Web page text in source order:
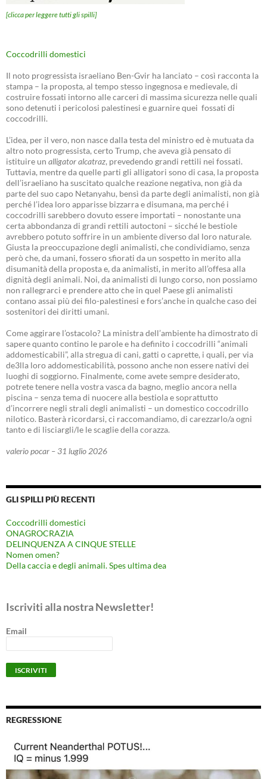
[clicca per leggere tutti gli spilli]
Coccodrilli domestici
Il noto progressista israeliano Ben-Gvir ha lanciato – così racconta la
stampa – la proposta, al tempo stesso ingegnosa e medievale, di
costruire fossati intorno alle carceri di massima sicurezza nelle quali
sono detenuti i pericolosi palestinesi e guarnire quei fossati di
coccodrilli.
L’idea, per il vero, non nasce dalla testa del ministro ed è mutuata da
altro noto progressista, certo Trump, che aveva già pensato di
istituire un alligator alcatraz, prevedendo grandi rettili nei fossati.
Tuttavia, mentre da quelle parti gli alligatori sono di casa, la proposta
dell’israeliano ha suscitato qualche reazione negativa, non già da
parte del suo capo Netanyahu, bensì da parte degli animalisti, non già
perché l’idea loro apparisse bizzarra e disumana, ma perché i
coccodrilli sarebbero dovuto essere importati – nonostante una
certa abbondanza di grandi rettili autoctoni – sicché le bestiole
avrebbero potuto soffrire in un ambiente diverso dal loro naturale.
Giusta la preoccupazione degli animalisti, che condividiamo, senza
però che, da umani, fossero sfiorati da un sospetto in merito alla
disumanità della proposta e, da animalisti, in merito all’offesa alla
dignità degli animali. Noi, da animalisti di lungo corso, non possiamo
non rallegrarci e prendere atto che in quel Paese gli animalisti
contano assai più dei filo-palestinesi e fors’anche in qualche caso dei
sostenitori dei diritti umani.
Come aggirare l’ostacolo? La ministra dell’ambiente ha dimostrato di
sapere quanto contino le parole e ha definito i coccodrilli “animali
addomesticabili”, alla stregua di cani, gatti o caprette, i quali, per via
de3lla loro addomesticabilità, possono anche non essere nativi dei
luoghi di soggiorno. Finalmente, come avete sempre desiderato,
potrete tenere nella vostra vasca da bagno, meglio ancora nella
piscina – senza tema di nuocere alla bestiola e soprattutto
d’incorrere negli strali degli animalisti – un domestico coccodrillo
nilotico. Basterà ricordarsi, ci raccomandiamo, di carezzarlo/a ogni
tanto e di lisciargli/le le scaglie della corazza.
valerio pocar – 31 luglio 2026
GLI SPILLI PIÙ RECENTI
Coccodrilli domestici
ONAGROCRAZIA
DELINQUENZA A CINQUE STELLE
Nomen omen?
Della caccia e degli animali. Spes ultima dea
Iscriviti alla nostra Newsletter!
Email
REGRESSIONE